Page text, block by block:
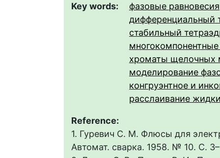
Key words:
фазовые равновесия
дифференциальный
стабильный
хроматы щелочных
моделирование
конгруэнтное и
расслаивание
Reference:
1. Гуревич С. М. Флюсы для
Автомат. сварка. 1958. № 10. С.